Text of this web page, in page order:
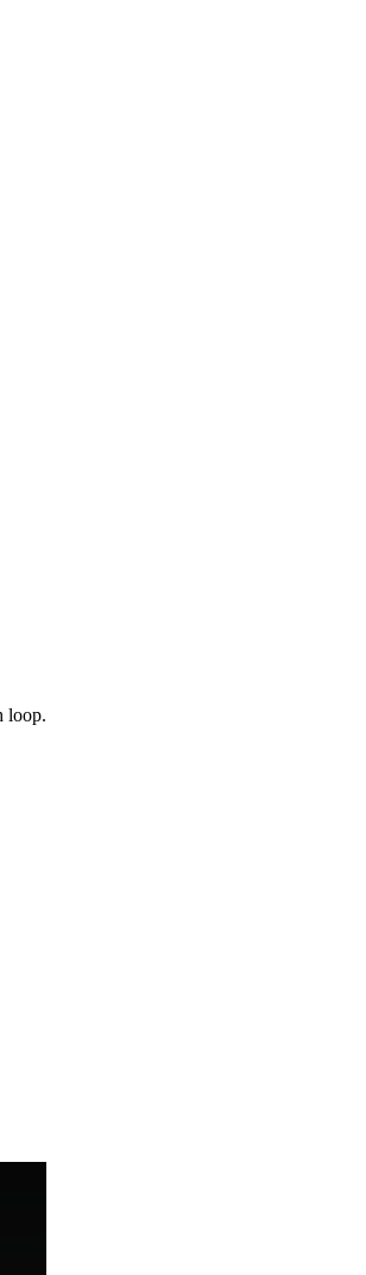
loop.